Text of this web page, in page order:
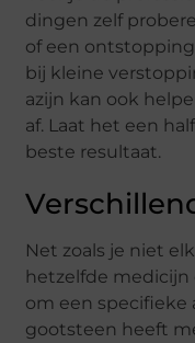
dingen zelf
of een
bij kleine
azijn kan ook
af. Laat het een
beste resultaat.
Net zoals je niet
hetzelfde medicijn
om een specifieke
gootsteen heeft